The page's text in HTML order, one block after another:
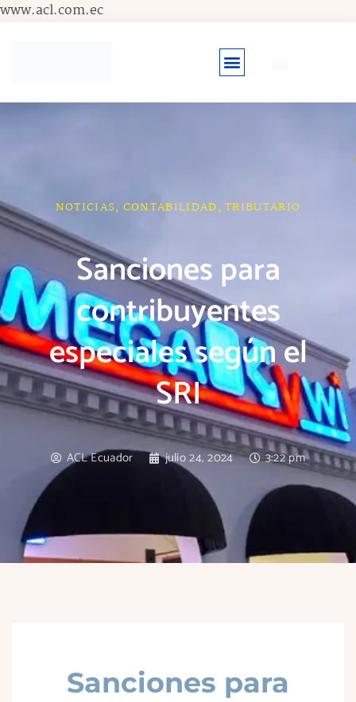
www.acl.com.ecIr
NOTICIAS, CONTABILIDAD,TRIBUTARIO
Sanciones para
contribuyentes
especiales según el
SRI
ACL Ecuador julio 24, 2024 3:22 pm
Sanciones para